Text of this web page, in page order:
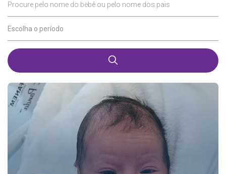
Procure pelo nome do bebê ou pelo nome dos pais
Escolha o período